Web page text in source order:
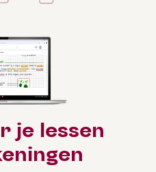
je lessen